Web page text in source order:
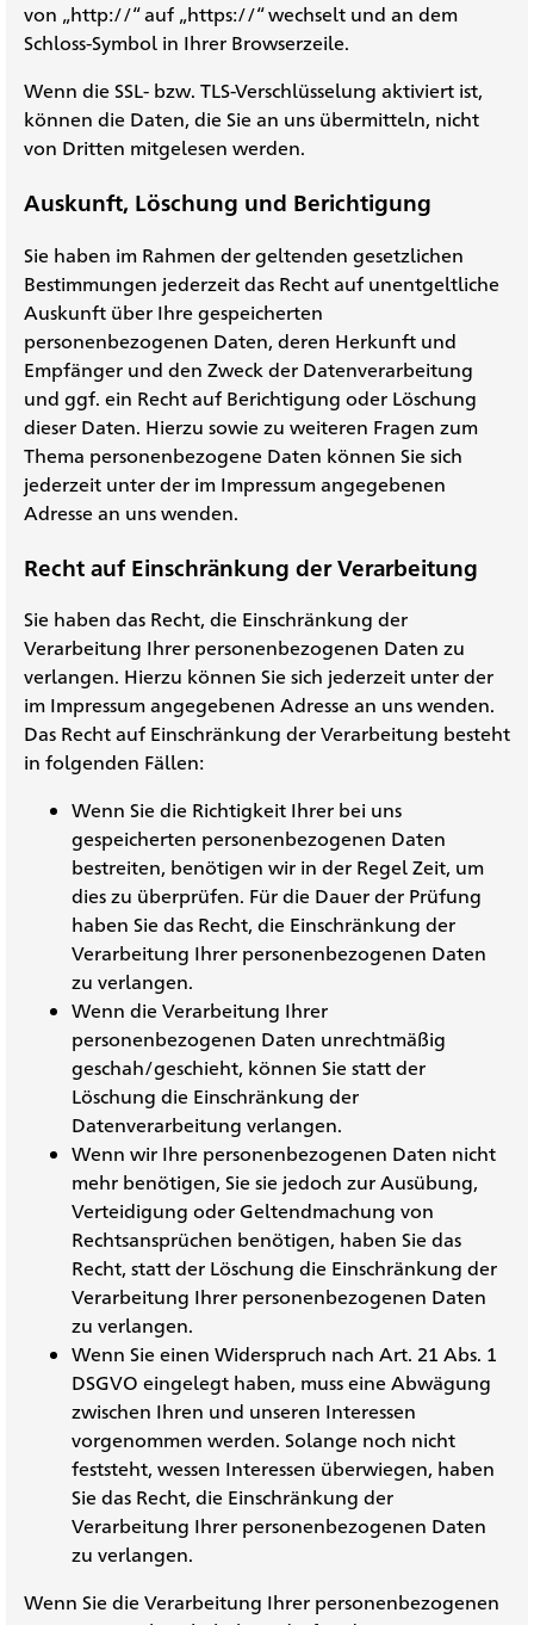
von „http://“ auf „https://“ wechselt und an dem
Schloss-Symbol in Ihrer Browserzeile.
Wenn die SSL- bzw. TLS-Verschlüsselung aktiviert ist,
können die Daten, die Sie an uns übermitteln, nicht
von Dritten mitgelesen werden.
Auskunft, Löschung und Berichtigung
Sie haben im Rahmen der geltenden gesetzlichen
Bestimmungen jederzeit das Recht auf unentgeltliche
Auskunft über Ihre gespeicherten
personenbezogenen Daten, deren Herkunft und
Empfänger und den Zweck der Datenverarbeitung
und ggf. ein Recht auf Berichtigung oder Löschung
dieser Daten. Hierzu sowie zu weiteren Fragen zum
Thema personenbezogene Daten können Sie sich
jederzeit unter der im Impressum angegebenen
Adresse an uns wenden.
Recht auf Einschränkung der Verarbeitung
Sie haben das Recht, die Einschränkung der
Verarbeitung Ihrer personenbezogenen Daten zu
verlangen. Hierzu können Sie sich jederzeit unter der
im Impressum angegebenen Adresse an uns wenden.
Das Recht auf Einschränkung der Verarbeitung besteht
in folgenden Fällen:
Wenn Sie die Richtigkeit Ihrer bei uns
gespeicherten personenbezogenen Daten
bestreiten, benötigen wir in der Regel Zeit, um
dies zu überprüfen. Für die Dauer der Prüfung
haben Sie das Recht, die Einschränkung der
Verarbeitung Ihrer personenbezogenen Daten
zu verlangen.
Wenn die Verarbeitung Ihrer
personenbezogenen Daten unrechtmäßig
geschah/geschieht, können Sie statt der
Löschung die Einschränkung der
Datenverarbeitung verlangen.
Wenn wir Ihre personenbezogenen Daten nicht
mehr benötigen, Sie sie jedoch zur Ausübung,
Verteidigung oder Geltendmachung von
Rechtsansprüchen benötigen, haben Sie das
Recht, statt der Löschung die Einschränkung der
Verarbeitung Ihrer personenbezogenen Daten
zu verlangen.
Wenn Sie einen Widerspruch nach Art. 21 Abs. 1
DSGVO eingelegt haben, muss eine Abwägung
zwischen Ihren und unseren Interessen
vorgenommen werden. Solange noch nicht
feststeht, wessen Interessen überwiegen, haben
Sie das Recht, die Einschränkung der
Verarbeitung Ihrer personenbezogenen Daten
zu verlangen.
Wenn Sie die Verarbeitung Ihrer personenbezogenen